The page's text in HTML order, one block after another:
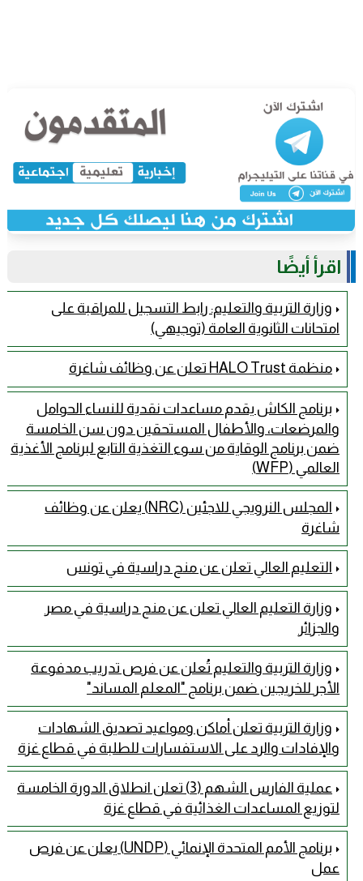
اقرأ أيضًا
وزارة التربية والتعليم: رابط التسجيل للمراقبة على
امتحانات الثانوية العامة (توجيهي)
منظمة HALO Trust تعلن عن وظائف شاغرة
برنامج الكاش يقدم مساعدات نقدية للنساء الحوامل
والمرضعات، والأطفال المستحقين دون سن الخامسة
ضمن برنامج الوقاية من سوء التغذية التابع لبرنامج الأغذية
العالمي (WFP)
المجلس النرويجي للاجئين (NRC) يعلن عن وظائف
شاغرة
التعليم العالي تعلن عن منح دراسية في تونس
وزارة التعليم العالي تعلن عن منح دراسية في مصر
والجزائر
وزارة التربية والتعليم تُعلن عن فرص تدريب مدفوعة
الأجر للخريجين ضمن برنامج "المعلم المساند"
وزارة التربية تعلن أماكن ومواعيد تصديق الشهادات
والإفادات والرد على الاستفسارات للطلبة في قطاع غزة
عملية الفارس الشهم (3) تعلن انطلاق الدورة الخامسة
لتوزيع المساعدات الغذائية في قطاع غزة
برنامج الأمم المتحدة الإنمائي (UNDP) يعلن عن فرص
عمل